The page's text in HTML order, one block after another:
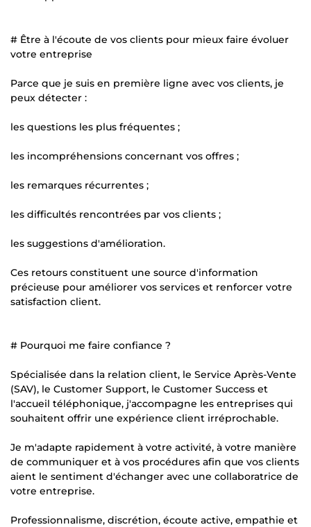
# Être à l'écoute de vos clients pour mieux faire évoluer
votre entreprise
Parce que je suis en première ligne avec vos clients, je
peux détecter :
les questions les plus fréquentes ;
les incompréhensions concernant vos offres ;
les remarques récurrentes ;
les difficultés rencontrées par vos clients ;
les suggestions d'amélioration.
Ces retours constituent une source d'information
précieuse pour améliorer vos services et renforcer votre
satisfaction client.
# Pourquoi me faire confiance ?
Spécialisée dans la relation client, le Service Après-Vente
(SAV), le Customer Support, le Customer Success et
l'accueil téléphonique, j'accompagne les entreprises qui
souhaitent offrir une expérience client irréprochable.
Je m'adapte rapidement à votre activité, à votre manière
de communiquer et à vos procédures afin que vos clients
aient le sentiment d'échanger avec une collaboratrice de
votre entreprise.
Professionnalisme, discrétion, écoute active, empathie et